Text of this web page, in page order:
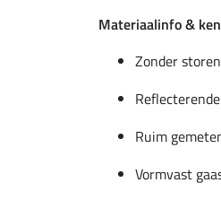
Materiaalinfo &
Zonder
Ruim
Vormvast